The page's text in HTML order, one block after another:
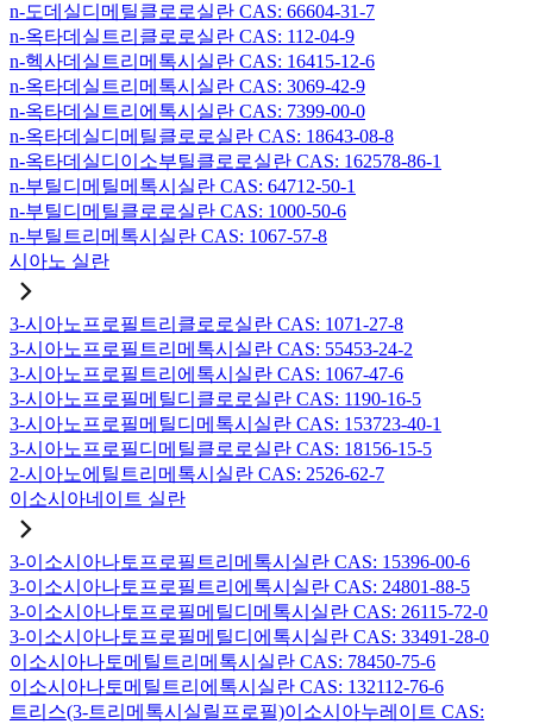
n-도데실디메틸클로로실란 CAS: 66604-31-7
n-옥타데실트리클로로실란 CAS: 112-04-9
n-헥사데실트리메톡시실란 CAS: 16415-12-6
n-옥타데실트리메톡시실란 CAS: 3069-42-9
n-옥타데실트리에톡시실란 CAS: 7399-00-0
n-옥타데실디메틸클로로실란 CAS: 18643-08-8
n-옥타데실디이소부틸클로로실란 CAS: 162578-86-1
n-부틸디메틸메톡시실란 CAS: 64712-50-1
n-부틸디메틸클로로실란 CAS: 1000-50-6
n-부틸트리메톡시실란 CAS: 1067-57-8
시아노 실란
3-시아노프로필트리클로로실란 CAS: 1071-27-8
3-시아노프로필트리메톡시실란 CAS: 55453-24-2
3-시아노프로필트리에톡시실란 CAS: 1067-47-6
3-시아노프로필메틸디클로로실란 CAS: 1190-16-5
3-시아노프로필메틸디메톡시실란 CAS: 153723-40-1
3-시아노프로필디메틸클로로실란 CAS: 18156-15-5
2-시아노에틸트리메톡시실란 CAS: 2526-62-7
이소시아네이트 실란
3-이소시아나토프로필트리메톡시실란 CAS: 15396-00-6
3-이소시아나토프로필트리에톡시실란 CAS: 24801-88-5
3-이소시아나토프로필메틸디메톡시실란 CAS: 26115-72-0
3-이소시아나토프로필메틸디에톡시실란 CAS: 33491-28-0
이소시아나토메틸트리메톡시실란 CAS: 78450-75-6
이소시아나토메틸트리에톡시실란 CAS: 132112-76-6
트리스(3-트리메톡시실릴프로필)이소시아누레이트 CAS: